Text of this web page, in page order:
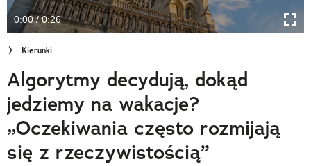
Cuda Polski
Wielki Konkurs Fotograficzny
Trendbook Podróżniczy
Polecane
0:00 / 0:26
Kierunki
Algorytmy decydują, dokąd
jedziemy na wakacje?
„Oczekiwania często rozmijają
się z rzeczywistością”